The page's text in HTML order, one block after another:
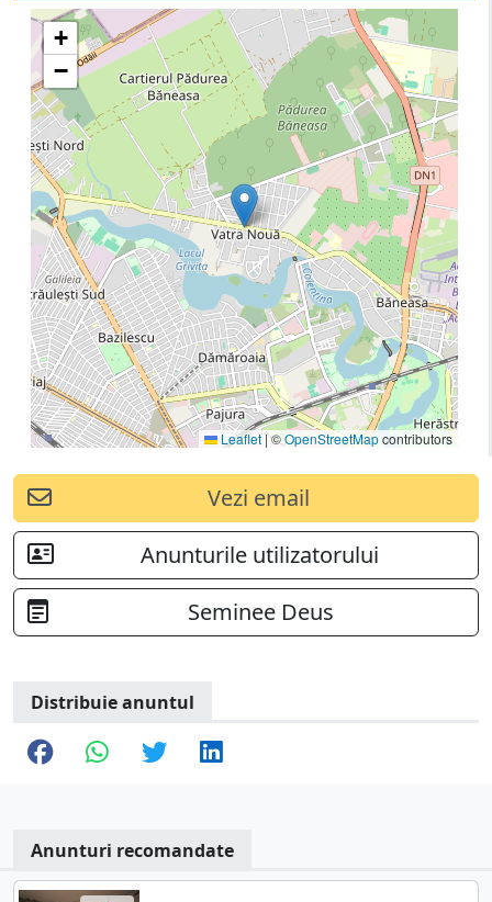
+
−
Leaflet | ©OpenStreetMapcontributors
Vezi email
Anunturile utilizatorului
Seminee Deus
Distribuie anuntul
Anunturi recomandate